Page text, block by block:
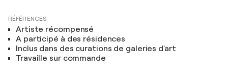
RÉFÉRENCES
Artiste récompensé
A participé à des résidences
Inclus dans des curations de galeries d'art
Travaille sur commande